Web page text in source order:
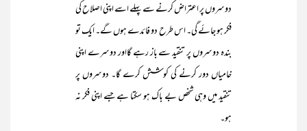
دوسروں پر اعتراض کرنے سے پہلے اسے اپنی اصلاح کی
فکر ہو جائے گی۔ اس طرح دو فائدے ہوں گے۔ ایک تو
بندہ دوسروں پر تنقید سے باز رہے گااور دوسرے اپنی
خامیاں دور کرنے کی کوشش کرے گا۔ دوسروں پر
تنقید میں وہی شخص بے باک ہو سکتا ہے جسے اپنی فکر نہ
ہو۔